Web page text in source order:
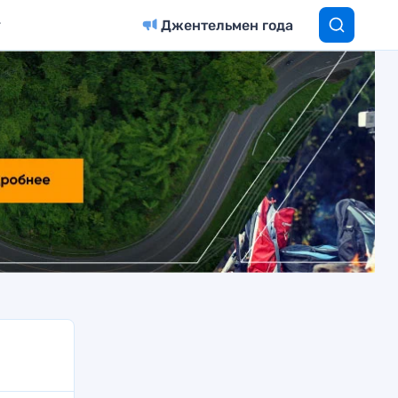
Джентельмен года